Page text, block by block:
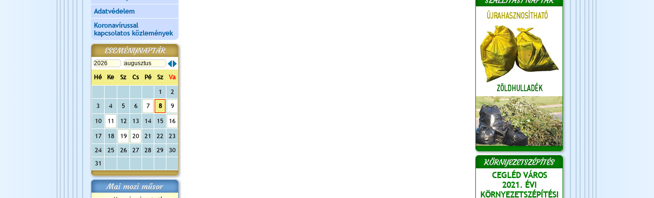
Adatvédelem
Koronavírussal
kapcsolatos közlemények
ESEMÉNYNAPTÁR
Hé Ke Sz Cs Pé Sz
Va
1
2
3
4 5 6 7 8 9
10 11 12 13 14 15 16
17 18 19 20 21 22
23
24
25 26 27 28 29
30
31
Mai mozi műsor
KÖRNYEZETSZÉPÍTÉS
CEGLÉD VÁROS
2021. ÉVI
KÖRNYEZETSZÉPÍTÉSI